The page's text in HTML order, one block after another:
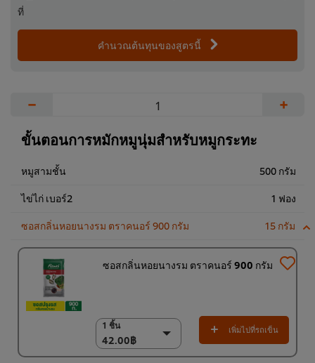
ที่
คำนวณต้นทุนของสูตรนี้
− +
ขั้นตอนการหมักหมูนุ่มสำหรับหมูกระทะ
หมูสามชั้น 500 กรัม
ไข่ไก่ เบอร์2 1 ฟอง
ซอสกลิ่นหอยนางรม ตราคนอร์ 900 กรัม 15 กรัม
ซอสกลิ่นหอยนางรม ตราคนอร์ 900 กรัม
1 ชิ้น
42.00฿
1 ชิ้น
42.00฿
(ราคาพิเศษ) แพ็ค 12
เพิ่มไปที่รถเข็น